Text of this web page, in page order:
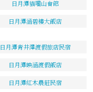
日月潭貓囒山會館
日月潭涵碧樓大飯店
日月潭青井澤渡假旅店民宿
日月潭映涵渡假飯店
日月潭紅木農莊民宿